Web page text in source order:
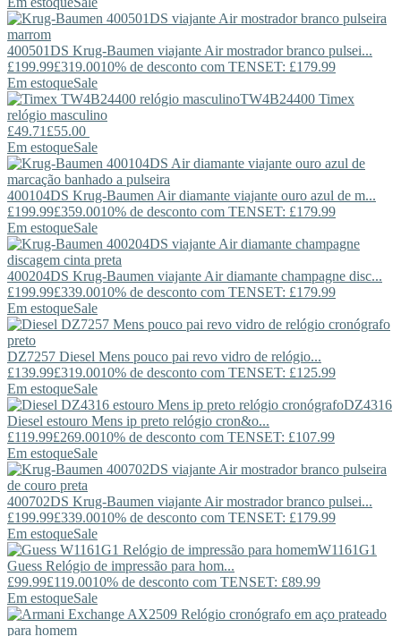
400501DS Krug-Baumen viajante Air mostrador branco pulsei...
£199.99£319.0010% de desconto com TENSET: £179.99
Em estoqueSale
TW4B24400 Timex
relógio masculino
£49.71 £55.00
Em estoqueSale
400104DS Krug-Baumen Air diamante viajante ouro azul de m...
£199.99£359.0010% de desconto com TENSET: £179.99
Em estoqueSale
400204DS Krug-Baumen viajante Air diamante champagne disc...
£199.99£339.0010% de desconto com TENSET: £179.99
Em estoqueSale
DZ7257 Diesel Mens pouco pai revo vidro de relógio...
£139.99£319.0010% de desconto com TENSET: £125.99
Em estoqueSale
DZ4316
Diesel estouro Mens ip preto relógio cron&o...
£119.99£269.0010% de desconto com TENSET: £107.99
Em estoqueSale
400702DS Krug-Baumen viajante Air mostrador branco pulsei...
£199.99£339.0010% de desconto com TENSET: £179.99
Em estoqueSale
W1161G1
Guess Relógio de impressão para hom...
£99.99£119.0010% de desconto com TENSET: £89.99
Em estoqueSale